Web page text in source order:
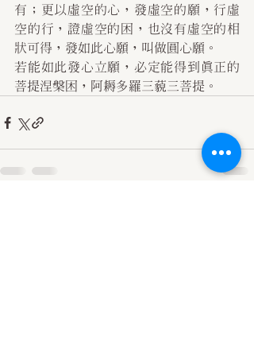
有；更以虛空的心，發虛空的願，行虛
空的行，證虛空的困，也沒有虛空的相
狀可得，發如此心願，叫做圓心願。
若能如此發心立願，必定能得到真正的
菩提涅槃困，阿耨多羅三藐三菩提。